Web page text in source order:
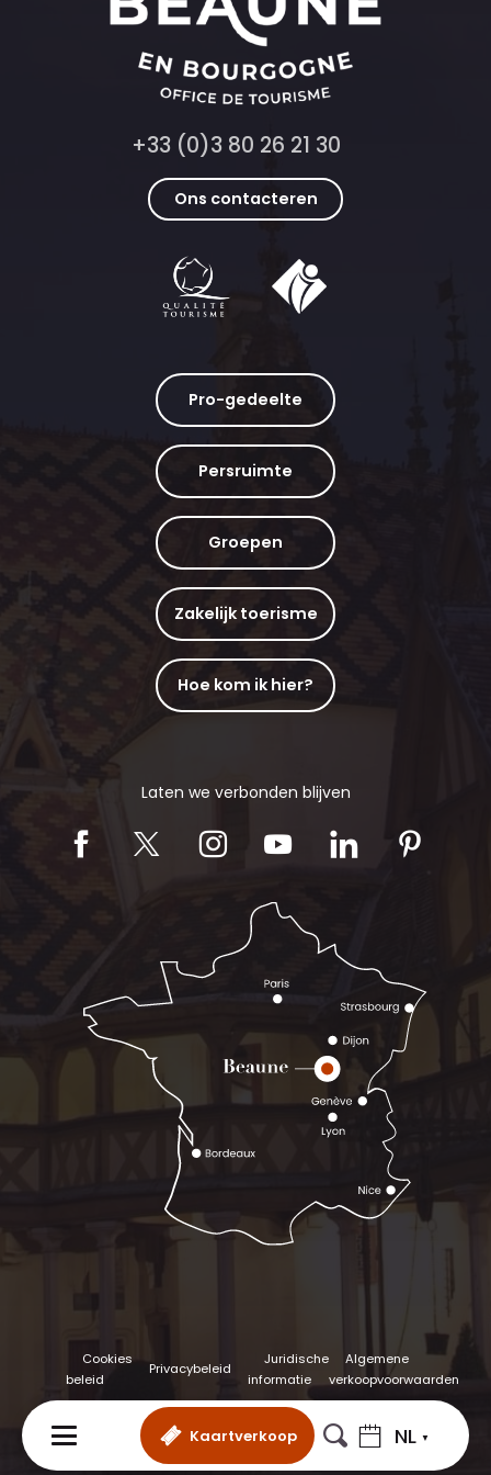
Kaartverkoop NL
+33 (0)3 80 26 21 30
Ons contacteren
Pro-gedeelte
Persruimte
Groepen
Zakelijk toerisme
Hoe kom ik hier?
Laten we verbonden blijven
Cookies
beleid
Privacybeleid
Juridische
informatie
Algemene
verkoopvoorwaarden